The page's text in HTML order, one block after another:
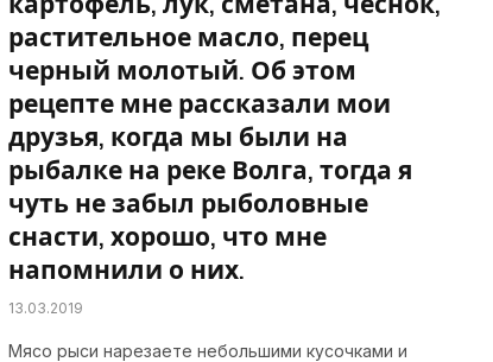
растительное масло, перец
черный молотый. Об этом
рецепте мне рассказали мои
друзья, когда мы были на
рыбалке на реке Волга, тогда я
чуть не забыл рыболовные
снасти, хорошо, что мне
напомнили о них.
13.03.2019
Мясо рыси нарезаете небольшими кусочками и